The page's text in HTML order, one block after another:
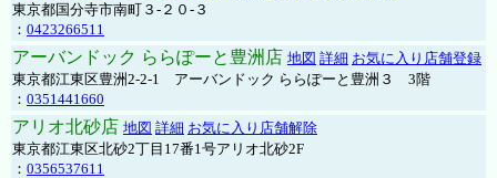
東京都国分寺市南町３-２０-３
： 0423266511
アーバンドック ららぽーと豊洲店 地図 詳細 お気に入り店舗登録
東京都江東区豊洲2-2-1 アーバンドック ららぽーと豊洲３ 3階
： 0351441660
アリオ北砂店 地図 詳細 お気に入り店舗解除
東京都江東区北砂2丁目17番1号アリオ北砂2F
： 0356537611